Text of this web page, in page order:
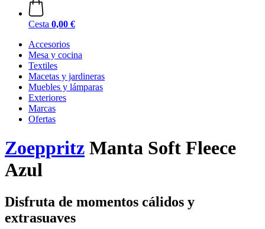
Cesta 0,00 €
Accesorios
Mesa y cocina
Textiles
Macetas y jardineras
Muebles y lámparas
Exteriores
Marcas
Ofertas
Zoeppritz Manta Soft Fleece
Azul
Disfruta de momentos cálidos y
extrasuaves